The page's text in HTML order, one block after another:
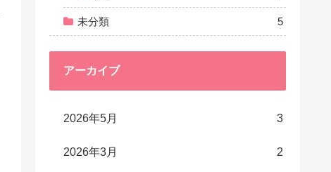
未分類 5
アーカイブ
2026年5月 3
2026年3月 2